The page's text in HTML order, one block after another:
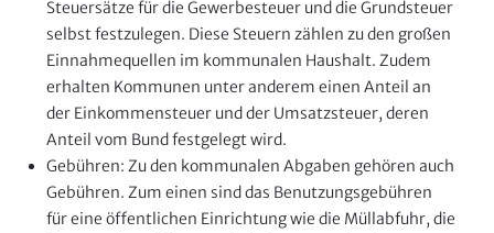
Steuersätze für die Gewerbesteuer und die Grundsteuer
selbst festzulegen. Diese Steuern zählen zu den großen
Einnahmequellen im kommunalen Haushalt. Zudem
erhalten Kommunen unter anderem einen Anteil an
der Einkommensteuer und der Umsatzsteuer, deren
Anteil vom Bund festgelegt wird.
Gebühren: Zu den kommunalen Abgaben gehören auch
Gebühren. Zum einen sind das Benutzungsgebühren
für eine öffentlichen Einrichtung wie die Müllabfuhr, die